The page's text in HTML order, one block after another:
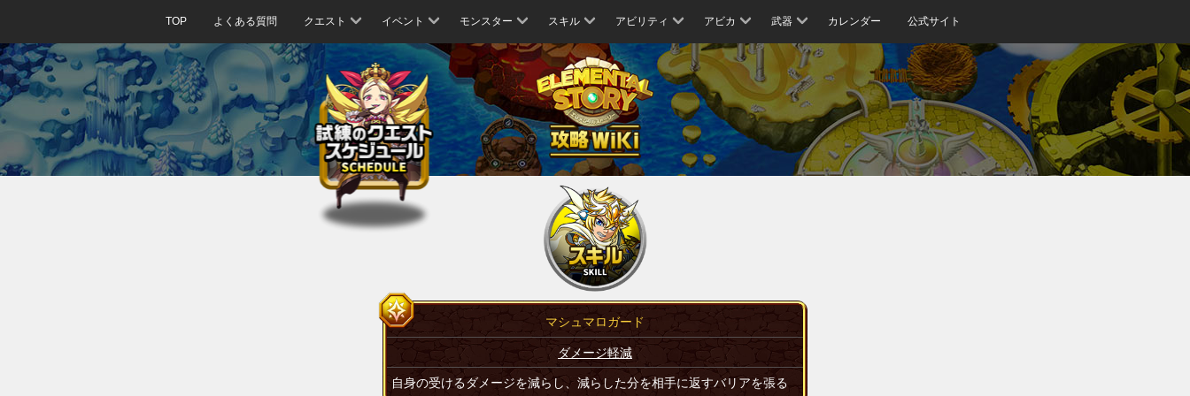
TOP よくある質問 クエスト イベント モンスター スキル アビリティ アビカ 武器 カレンダー 公式サイト
マシュマロガード
ダメージ軽減
自身の受けるダメージを減らし、減らした分を相手に返すバリアを張る